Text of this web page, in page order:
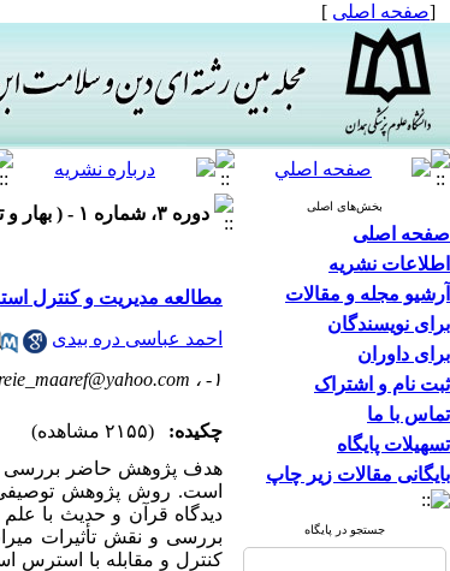
[صفحه اصلی ]
بخش‌های اصلی
صفحه اصلی
اطلاعات نشریه
آرشیو مجله و مقالات
برای نویسندگان
برای داوران
ثبت نام و اشتراک
تماس با ما
تسهیلات پایگاه
بایگانی مقالات زیر چاپ
جستجو در پایگاه
دوره ۳، شماره ۱ - ( بهار و تابستان ۱۴۰۲ )
مطالعه مدیریت و کنترل
احمد عباسی دره بیدی
۱- ،
چکیده:
(۲۱۵۵ مشاهده)
هدف پژوهش حاضر بررسی
است. روش پژوهش
دیدگاه قرآن و حدیث با
بررسی و نقش تأثیرات
کنترل و مقابله با استرس